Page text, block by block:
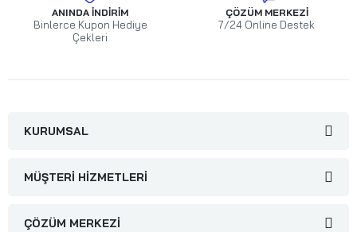
ANINDA İNDIRIM
Binlerce Kupon Hediye
Çekleri
ÇÖZÜM MERKEZI
7/24 Online Destek
KURUMSAL
MÜŞTERI HIZMETLERI
ÇÖZÜM MERKEZI